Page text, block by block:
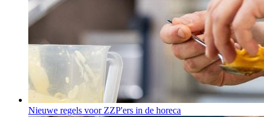
Nieuwe regels voor ZZP'ers in de horeca